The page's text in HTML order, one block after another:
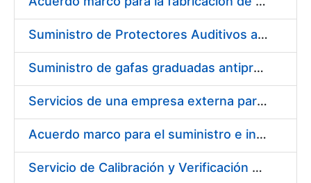
Suministro de Protectores Auditivos a medida para las personas trabajadoras de los Centros de Trabajo de Madrid y Burgos
Suministro de gafas graduadas antiproyecciones para los trabajadores de la FNMT-RCM en los centros de trabajo de Madrid y Burgos
Servicios de una empresa externa para el asesoramiento y resolución de los recursos de alzada que se presentan relacionados con procesos de selección para la FNMT-RCM
Acuerdo marco para el suministro e instalación de persianas, estores y otros complementos
Servicio de Calibración y Verificación Externa de los Equipos de Medición del Servicio de Prevención de la FNMT-RCM